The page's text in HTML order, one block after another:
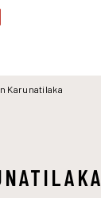
Karunatilaka